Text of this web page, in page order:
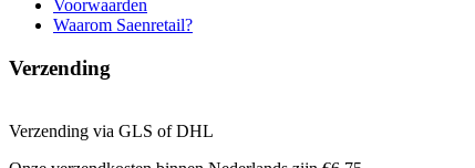
Voorwaarden
Waarom Saenretail?
Verzending
Verzending via GLS of DHL